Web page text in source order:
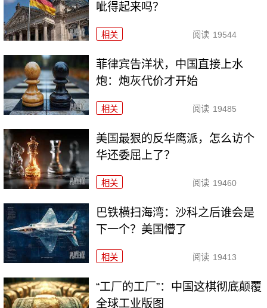
呲得起来吗？
相关 阅读 19544
菲律宾告洋状，中国直接上水
炮：炮灰代价才开始
相关 阅读 19485
美国最狠的反华鹰派，怎么访个
华还委屈上了？
相关 阅读 19460
巴铁横扫海湾：沙科之后谁会是
下一个？美国懵了
相关 阅读 19413
“工厂的工厂”：中国这棋彻底颠覆
全球工业版图